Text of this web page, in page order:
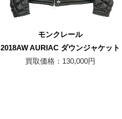
モンクレール
2018AW AURIAC ダウンジャケット
買取価格：130,000円